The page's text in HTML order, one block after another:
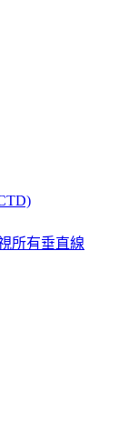
所有垂直線